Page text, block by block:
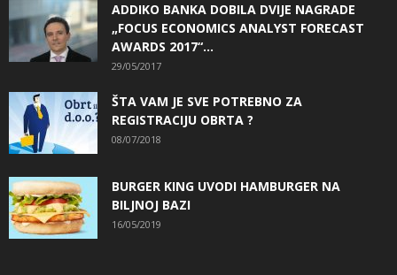
ADDIKO BANKA DOBILA DVIJE NAGRADE
„FOCUS ECONOMICS ANALYST FORECAST
AWARDS 2017“...
29/05/2017
ŠTA VAM JE SVE POTREBNO ZA
REGISTRACIJU OBRTA ?
08/07/2018
BURGER KING UVODI HAMBURGER NA
BILJNOJ BAZI
16/05/2019